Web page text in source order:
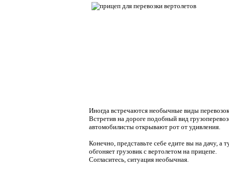
Иногда встречаются необычные виды
Встретив на дороге подобный вид
автомобилисты открывают рот от удивления.
Конечно, представьте себе едите вы на дачу, а
обгоняет грузовик с вертолетом на прицепе.
Согласитесь, ситуация необычная.